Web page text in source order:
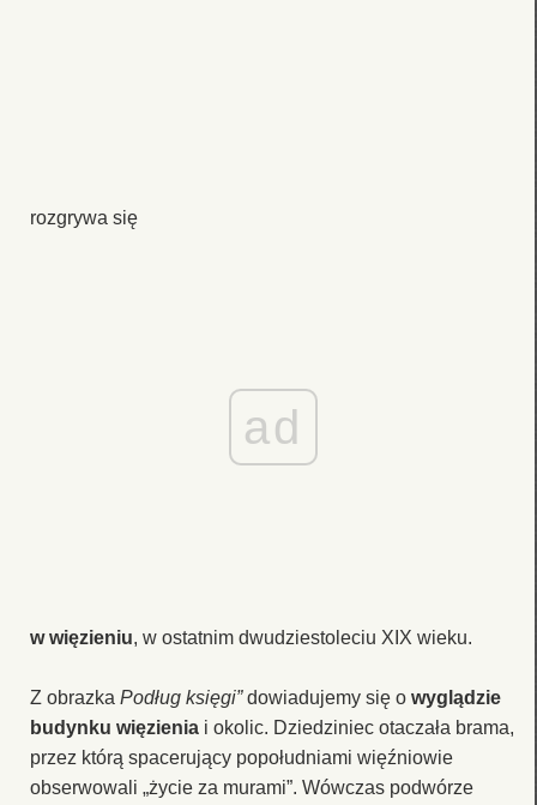
rozgrywa się
ad
w więzieniu, w ostatnim dwudziestoleciu XIX wieku.
Z obrazka Podług księgi”dowiadujemy się o wyglądzie
budynku więzienia i okolic. Dziedziniec otaczała brama,
przez którą spacerujący popołudniami więźniowie
obserwowali „życie za murami”. Wówczas podwórze